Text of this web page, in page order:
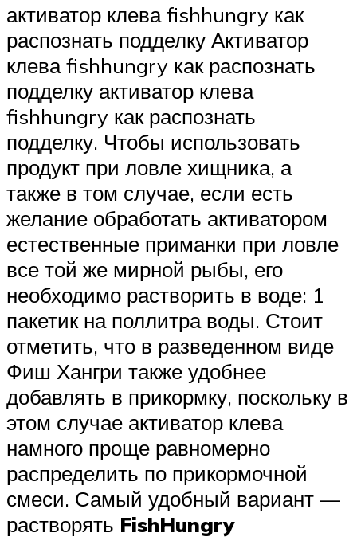
активатор клева fishhungry как
распознать подделку Активатор
клева fishhungry как распознать
подделку активатор клева
fishhungry как распознать
подделку. Чтобы использовать
продукт при ловле хищника, а
также в том случае, если есть
желание обработать активатором
естественные приманки при ловле
все той же мирной рыбы, его
необходимо растворить в воде: 1
пакетик на поллитра воды. Стоит
отметить, что в разведенном виде
Фиш Хангри также удобнее
добавлять в прикормку, поскольку в
этом случае активатор клева
намного проще равномерно
распределить по прикормочной
смеси. Самый удобный вариант —
растворять FishHungry